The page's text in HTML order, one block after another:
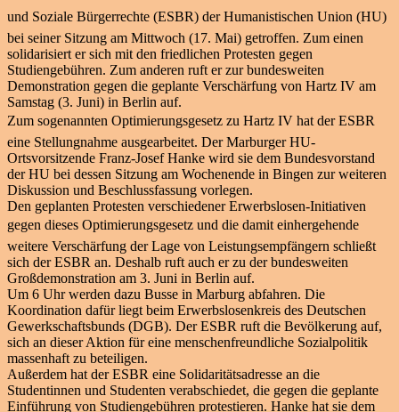
und Soziale Bürgerrechte (ESBR) der Humanistischen Union (HU)
bei seiner Sitzung am Mittwoch (17. Mai) getroffen. Zum einen
solidarisiert er sich mit den friedlichen Protesten gegen
Studiengebühren. Zum anderen ruft er zur bundesweiten
Demonstration gegen die geplante Verschärfung von Hartz IV am
Samstag (3. Juni) in Berlin auf.
Zum sogenannten Optimierungsgesetz zu Hartz IV hat der ESBR
eine Stellungnahme ausgearbeitet. Der Marburger HU-
Ortsvorsitzende Franz-Josef Hanke wird sie dem Bundesvorstand
der HU bei dessen Sitzung am Wochenende in Bingen zur weiteren
Diskussion und Beschlussfassung vorlegen.
Den geplanten Protesten verschiedener Erwerbslosen-Initiativen
gegen dieses Optimierungsgesetz und die damit einhergehende
weitere Verschärfung der Lage von Leistungsempfängern schließt
sich der ESBR an. Deshalb ruft auch er zu der bundesweiten
Großdemonstration am 3. Juni in Berlin auf.
Um 6 Uhr werden dazu Busse in Marburg abfahren. Die
Koordination dafür liegt beim Erwerbslosenkreis des Deutschen
Gewerkschaftsbunds (DGB). Der ESBR ruft die Bevölkerung auf,
sich an dieser Aktion für eine menschenfreundliche Sozialpolitik
massenhaft zu beteiligen.
Außerdem hat der ESBR eine Solidaritätsadresse an die
Studentinnen und Studenten verabschiedet, die gegen die geplante
Einführung von Studiengebühren protestieren. Hanke hat sie dem